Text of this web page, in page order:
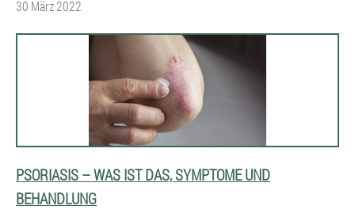
30 März 2022
PSORIASIS – WAS IST DAS, SYMPTOME UND
BEHANDLUNG